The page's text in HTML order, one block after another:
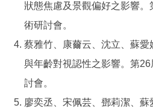
狀態焦慮及景觀偏好之影響
術研討會。
蔡雅竹、康薾云、沈立、蘇
與年齡對視認性之影響。第
討會。
廖奕丞、宋佩芸、鄧莉潔、